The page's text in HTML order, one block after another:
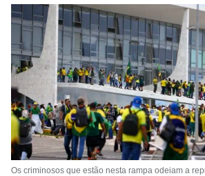
Os criminosos que estão nesta rampa odeiam a